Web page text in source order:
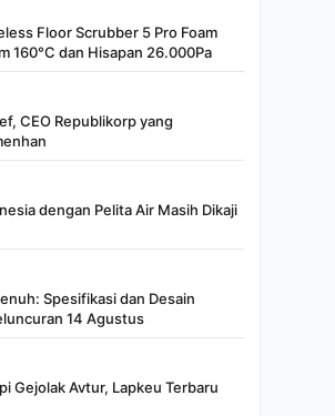
Floor Scrubber 5 Pro Foam
160°C dan Hisapan 26.000Pa
CEO Republikorp yang
dengan Pelita Air Masih Dikaji
Spesifikasi dan Desain
14 Agustus
Gejolak Avtur, Lapkeu Terbaru